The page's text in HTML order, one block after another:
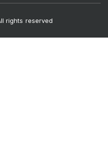
rights reserved